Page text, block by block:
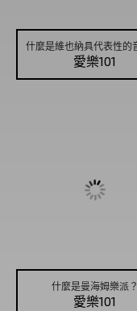
愛樂101
什麼是曼海姆樂派？
愛樂101